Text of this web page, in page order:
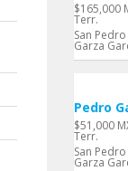
$165,000
Terr.
San
Garza
Pedro
$51,000
Terr.
San
Garza